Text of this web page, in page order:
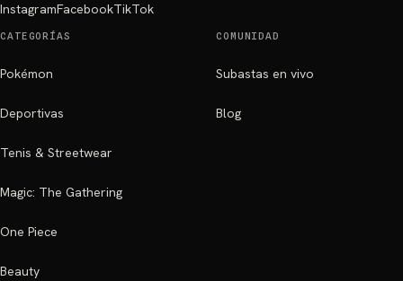
InstagramFacebookTikTok
CATEGORÍAS
Pokémon
Deportivas
Tenis & Streetwear
Magic: The Gathering
One Piece
Beauty
COMUNIDAD
Subastas en vivo
Blog